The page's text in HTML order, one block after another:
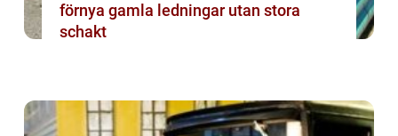
förnya gamla ledningar utan stora
schakt